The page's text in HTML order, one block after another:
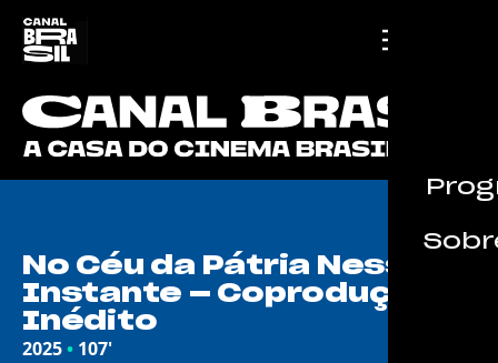
No Céu da Pátria Nesse
Instante – Coprodução –
Inédito
2025• 107'